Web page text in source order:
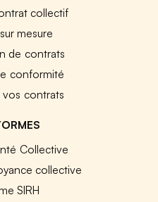
collectif
mesure
de contrats
conformité
vos contrats
Collective
collective
SIRH